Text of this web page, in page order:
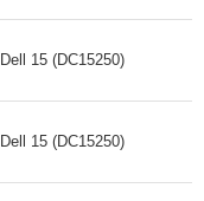
Dell 15 (DC15250)
Dell 15 (DC15250)